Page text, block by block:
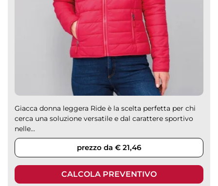
Giacca donna leggera Ride è la scelta perfetta per chi
cerca una soluzione versatile e dal carattere sportivo
nelle...
prezzo da € 21,46
CALCOLA PREVENTIVO